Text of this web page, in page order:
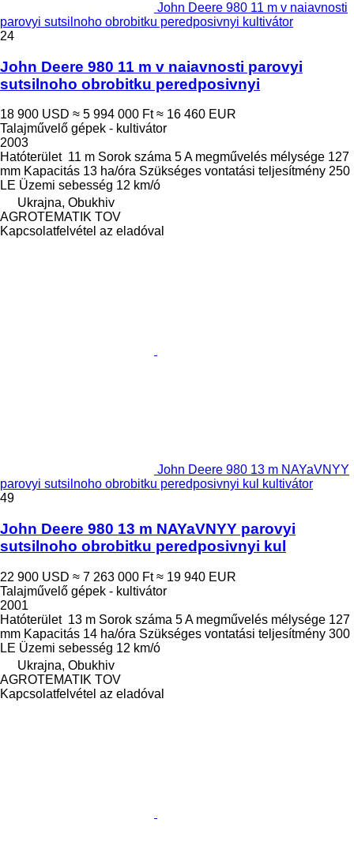
John Deere 980 11 m v naiavnosti
parovyi sutsilnoho obrobitku peredposivnyi kultivátor
24
John Deere 980 11 m v naiavnosti parovyi
sutsilnoho obrobitku peredposivnyi
18 900 USD ≈ 5 994 000 Ft ≈ 16 460 EUR
Talajművelő gépek - kultivátor
2003
Hatóterület 11 m Sorok száma 5A megművelés mélysége 127
mm Kapacitás 13 ha/óra Szükséges vontatási teljesítmény 250
LE Üzemi sebesség 12 km/ó
Ukrajna, Obukhiv
AGROTEMATIK TOV
Kapcsolatfelvétel az eladóval
John Deere 980 13 m NAYaVNYY
parovyi sutsilnoho obrobitku peredposivnyi kul kultivátor
49
John Deere 980 13 m NAYaVNYY parovyi
sutsilnoho obrobitku peredposivnyi kul
22 900 USD ≈ 7 263 000 Ft ≈ 19 940 EUR
Talajművelő gépek - kultivátor
2001
Hatóterület 13 m Sorok száma 5A megművelés mélysége 127
mm Kapacitás 14 ha/óra Szükséges vontatási teljesítmény 300
LE Üzemi sebesség 12 km/ó
Ukrajna, Obukhiv
AGROTEMATIK TOV
Kapcsolatfelvétel az eladóval